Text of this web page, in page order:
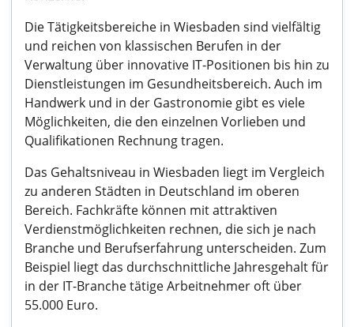
Die Tätigkeitsbereiche in Wiesbaden sind vielfältig
und reichen von klassischen Berufen in der
Verwaltung über innovative IT-Positionen bis hin zu
Dienstleistungen im Gesundheitsbereich. Auch im
Handwerk und in der Gastronomie gibt es viele
Möglichkeiten, die den einzelnen Vorlieben und
Qualifikationen Rechnung tragen.
Das Gehaltsniveau in Wiesbaden liegt im Vergleich
zu anderen Städten in Deutschland im oberen
Bereich. Fachkräfte können mit attraktiven
Verdienstmöglichkeiten rechnen, die sich je nach
Branche und Berufserfahrung unterscheiden. Zum
Beispiel liegt das durchschnittliche Jahresgehalt für
in der IT-Branche tätige Arbeitnehmer oft über
55.000 Euro.